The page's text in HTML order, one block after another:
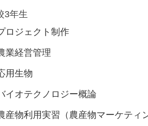
3年生
ロジェクト制作
業経営管理
用生物
イオテクノロジー概論
産物利用実習（農産物マーケティ